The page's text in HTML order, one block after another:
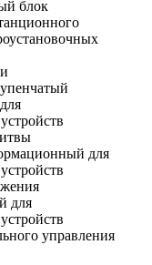
блок
для
для
управления